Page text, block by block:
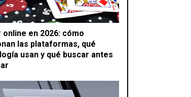
online en 2026: cómo
las plataformas, qué
usan y qué buscar antes